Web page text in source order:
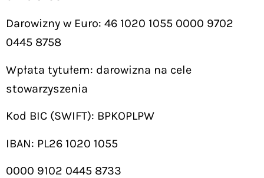
Darowizny w Euro: 46 1020 1055 0000 9702
0445 8758
Wpłata tytułem: darowizna na cele
stowarzyszenia
Kod BIC (SWIFT): BPKOPLPW
IBAN: PL26 1020 1055
0000 9102 0445 8733